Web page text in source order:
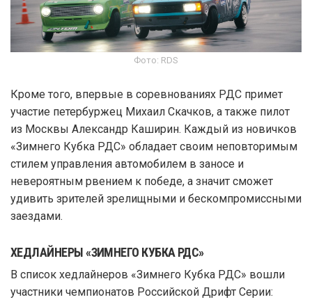
Фото: RDS
Кроме того, впервые в соревнованиях РДС примет
участие петербуржец Михаил Скачков, а также пилот
из Москвы Александр Каширин. Каждый из новичков
«Зимнего Кубка РДС» обладает своим неповторимым
стилем управления автомобилем в заносе и
невероятным рвением к победе, а значит сможет
удивить зрителей зрелищными и бескомпромиссными
заездами.
ХЕДЛАЙНЕРЫ «ЗИМНЕГО КУБКА РДС»
В список хедлайнеров «Зимнего Кубка РДС» вошли
участники чемпионатов Российской Дрифт Серии: